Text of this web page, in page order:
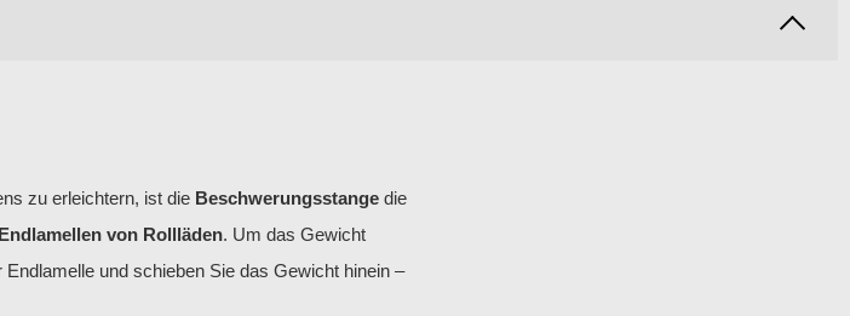
zu erleichtern, ist die Beschwerungsstange die
Endlamellen von Rollläden. Um das Gewicht
und schieben Sie das Gewicht hinein –